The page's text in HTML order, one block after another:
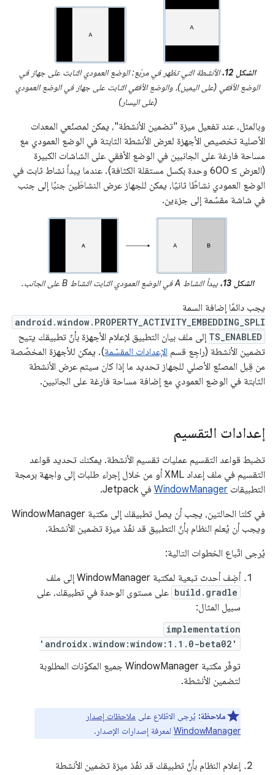
الشكل 12.
الأنشطة التي تظهر في مربّع: الوضع العمودي الثابت على جهاز في
الوضع الأفقي (على اليمين)، والوضع الأفقي الثابت على جهاز في الوضع العمودي
(على اليسار)
وبالمثل، عند تفعيل ميزة "تضمين الأنشطة"، يمكن لمصنّعي المعدات
الأصلية تخصيص الأجهزة لعرض الأنشطة الثابتة في الوضع العمودي مع
مساحة فارغة على الجانبين في الوضع الأفقي على الشاشات الكبيرة
(العرض ≥ 600 وحدة بكسل مستقلة الكثافة). عندما يبدأ نشاط ثابت في
الوضع العمودي نشاطًا ثانيًا، يمكن للجهاز عرض النشاطَين جنبًا إلى جنب
في شاشة مقسّمة إلى جزءَين.
الشكل 13. يبدأ النشاط A في الوضع العمودي الثابت النشاط B على الجانب.
يجب دائمًا إضافة السمة
android.window.PROPERTY_ACTIVITY_EMBEDDING_SPLI
TS_ENABLED إلى ملف بيان التطبيق لإعلام الأجهزة بأنّ تطبيقك يتيح
تضمين الأنشطة (راجِع قسم الإعدادات المقسّمة). يمكن للأجهزة المخصّصة
من قِبل المصنّع الأصلي للجهاز تحديد ما إذا كان سيتم عرض الأنشطة
الثابتة في الوضع العمودي مع إضافة مساحة فارغة على الجانبين.
إعدادات التقسيم
تضبط قواعد التقسيم عمليات تقسيم الأنشطة. يمكنك تحديد قواعد
التقسيم في ملف إعداد XML أو من خلال إجراء طلبات إلى واجهة برمجة
التطبيقات WindowManager في Jetpack.
في كلتا الحالتين، يجب أن يصل تطبيقك إلى مكتبة WindowManager
ويجب أن يُعلم النظام بأنّ التطبيق قد نفّذ ميزة تضمين الأنشطة.
يُرجى اتّباع الخطوات التالية:
أضِف أحدث تبعية لمكتبة WindowManager إلى ملف
build.gradle على مستوى الوحدة في تطبيقك، على
سبيل المثال:
implementation
'androidx.window:window:1.1.0-beta02'
توفّر مكتبة WindowManager جميع المكوّنات المطلوبة
لتضمين الأنشطة.
ملاحظة: يُرجى الاطّلاع على ملاحظات إصدار
WindowManager لمعرفة إصدارات الإصدار.
إعلام النظام بأنّ تطبيقك قد نفّذ ميزة تضمين الأنشطة